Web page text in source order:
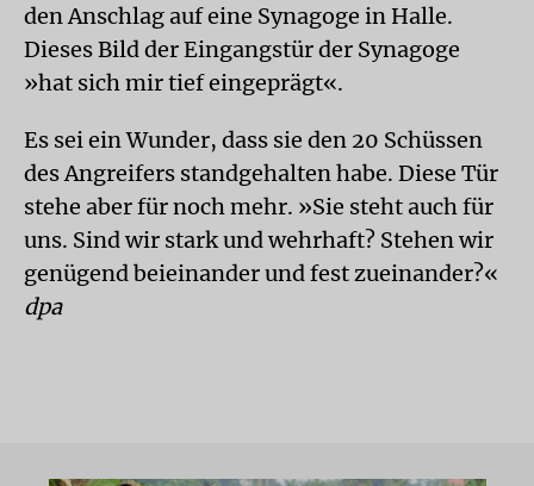
den Anschlag auf eine Synagoge in Halle.
Dieses Bild der Eingangstür der Synagoge
»hat sich mir tief eingeprägt«.
Es sei ein Wunder, dass sie den 20 Schüssen
des Angreifers standgehalten habe. Diese Tür
stehe aber für noch mehr. »Sie steht auch für
uns. Sind wir stark und wehrhaft? Stehen wir
genügend beieinander und fest zueinander?«
dpa